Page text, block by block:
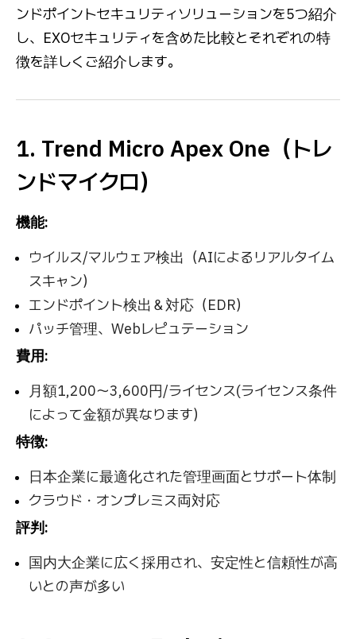
ンドポイントセキュリティソリューションを5つ紹介
し、EXOセキュリティを含めた比較とそれぞれの特
徴を詳しくご紹介します。
1. Trend Micro Apex One（トレ
ンドマイクロ）
機能:
ウイルス/マルウェア検出（AIによるリアルタイム
スキャン）
エンドポイント検出＆対応（EDR）
パッチ管理、Webレピュテーション
費用:
月額1,200〜3,600円/ライセンス(ライセンス条件
によって金額が異なります）
特徴:
日本企業に最適化された管理画面とサポート体制
クラウド・オンプレミス両対応
評判:
国内大企業に広く採用され、安定性と信頼性が高
いとの声が多い